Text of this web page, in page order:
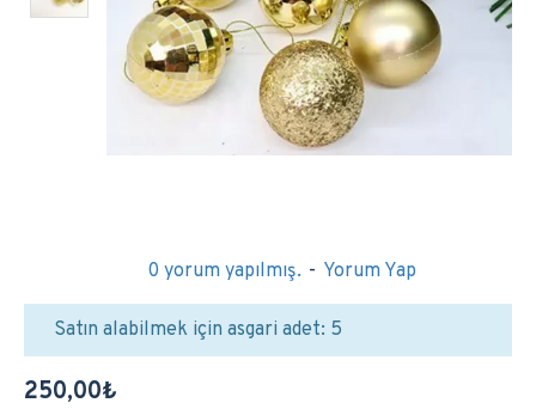
0 yorum yapılmış. - Yorum Yap
250,00₺
Satın alabilmek için asgari adet: 5